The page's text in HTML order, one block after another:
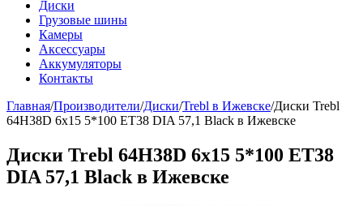
Диски
Грузовые шины
Камеры
Аксессуары
Аккумуляторы
Контакты
Главная/Производители/Диски/Trebl в Ижевске/Диски Trebl
64H38D 6x15 5*100 ET38 DIA 57,1 Black в Ижевске
Диски Trebl 64H38D 6x15 5*100 ET38
DIA 57,1 Black в Ижевске